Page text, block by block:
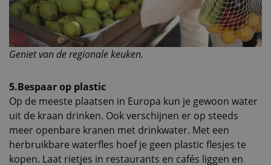
Geniet van de regionale keuken.
5.Bespaar op plastic
Op de meeste plaatsen in Europa kun je gewoon water
uit de kraan drinken. Ook verschijnen er op steeds
meer openbare kranen met drinkwater. Met een
herbruikbare waterfles hoef je geen plastic flesjes te
kopen. Laat rietjes in restaurants en cafés liggen en